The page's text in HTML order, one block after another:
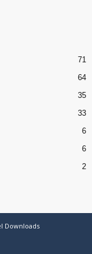
71
64
35
33
6
6
2
Downloads